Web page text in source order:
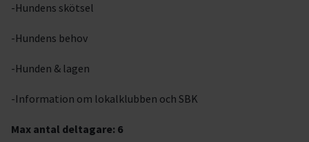
-Hundens skötsel
-Hundens behov
-Hunden & lagen
-Information om lokalklubben och SBK
Max antal deltagare: 6